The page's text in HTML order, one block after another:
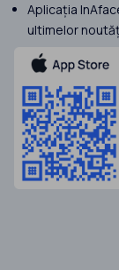
Aplicația
ultimelor